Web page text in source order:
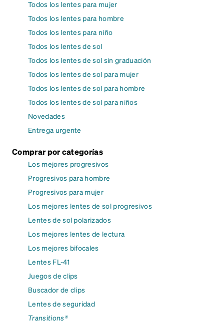
Todos los lentes para mujer
Todos los lentes para hombre
Todos los lentes para niño
Todos los lentes de sol
Todos los lentes de sol sin graduación
Todos los lentes de sol para mujer
Todos los lentes de sol para hombre
Todos los lentes de sol para niños
Novedades
Entrega urgente
Comprar por categorías
Los mejores progresivos
Progresivos para hombre
Progresivos para mujer
Los mejores lentes de sol progresivos
Lentes de sol polarizados
Los mejores lentes de lectura
Los mejores bifocales
Lentes FL-41
Juegos de clips
Buscador de clips
Lentes de seguridad
Transitions®